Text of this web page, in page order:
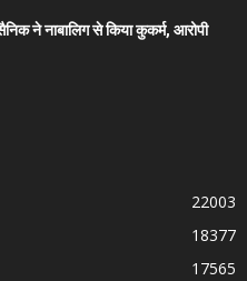
ने नाबालिग से किया कुकर्म, आरोपी
22003
18377
17565